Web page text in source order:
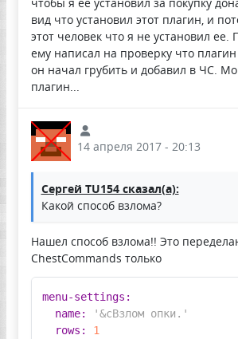
вид что установил этот плагин, и
этот человек что я не установил ее.
ему написал на проверку что
он начал грубить и добавил в ЧС.
плагин...
14 апреля 2017 - 20:13
Сергей TU154 сказал(а):
Какой способ взлома?
Нашел способ взлома!! Это
ChestCommands только
menu-settings:
name:
'&cВзлом опки.'
rows:
1